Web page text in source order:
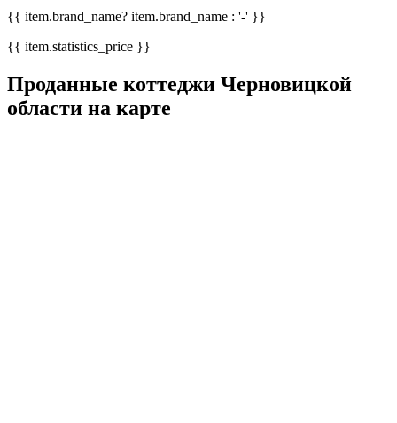
{{ item.brand_name? item.brand_name : '-' }}
{{ item.statistics_price }}
Проданные коттеджи Черновицкой
области на карте